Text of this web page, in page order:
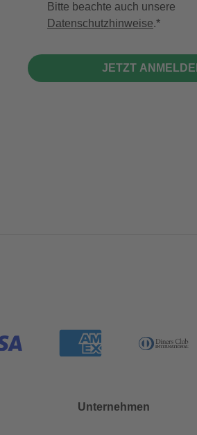
Bitte beachte auch unsere
Datenschutzhinweise.
JETZT
Unternehmen